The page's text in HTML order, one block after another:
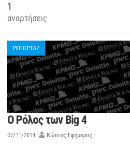
1
αναρτήσεις
ΡΕΠΟΡΤΑΖ
Ο Ρόλος των Big 4
07/11/2014 Κώστας Εφήμερος